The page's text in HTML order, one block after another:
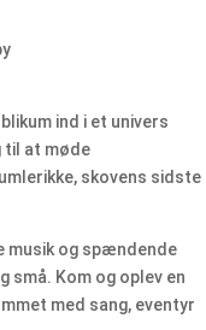
ind i et univers
til at møde
skovens sidste
musik og spændende
Kom og oplev en
med sang, eventyr